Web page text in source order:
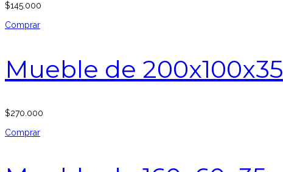
$145.000
Comprar
Mueble de 200x100x35
$270.000
Comprar